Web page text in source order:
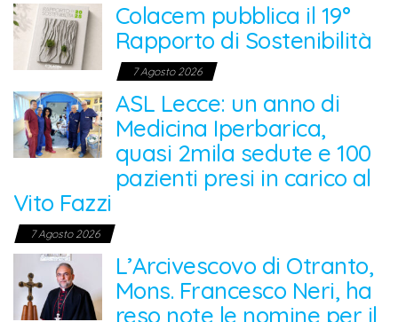
Colacem pubblica il 19°
Rapporto di Sostenibilità
7 Agosto 2026
ASL Lecce: un anno di
Medicina Iperbarica,
quasi 2mila sedute e 100
pazienti presi in carico al
Vito Fazzi
7 Agosto 2026
L’Arcivescovo di Otranto,
Mons. Francesco Neri, ha
reso note le nomine per il